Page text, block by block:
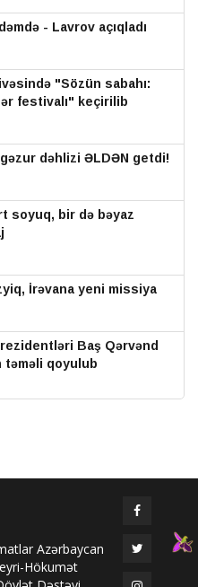
- Lavrov açıqladı
"Sözün sabahı:
festivalı" keçirilib
dəhlizi ƏLDƏN getdi!
soyuq, bir də bəyaz
İrəvana yeni missiya
Baş Qərvənd
təməli qoyulub
bəyanatlarla çıxış
Qlobal Media Forumu
nüfuzlu
Azərbaycan
Hökumət